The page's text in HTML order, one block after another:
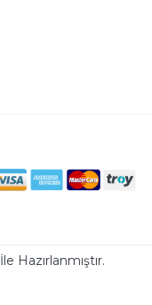
İle Hazırlanmıştır.